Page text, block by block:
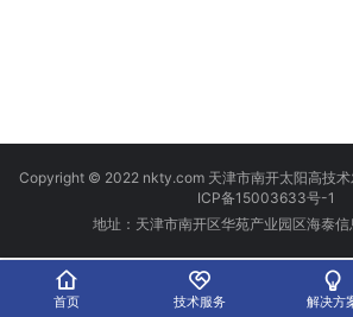
Copyright © 2022 nkty.com 天津市南开太阳高技术
ICP备15003633号-1
地址：天津市南开区华苑产业园区海泰
首页 技术服务 解决方